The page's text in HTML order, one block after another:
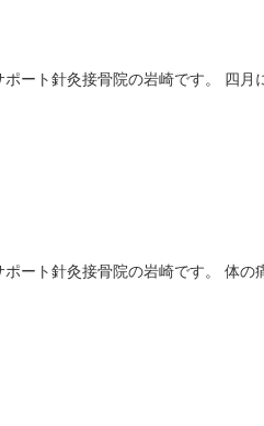
ート針灸接骨院の岩崎です。 四
ート針灸接骨院の岩崎です。 体